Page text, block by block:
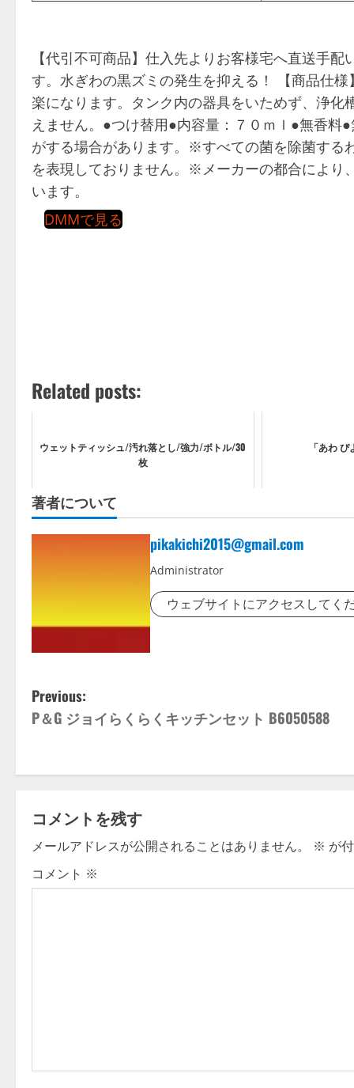
【代引不可商品】仕入先よりお客様宅へ直送手
す。水ぎわの黒ズミの発生を抑える！ 【商品仕
楽になります。タンク内の器具をいためず、浄
えません。●つけ替用●内容量：７０ｍｌ●無香
がする場合があります。※すべての菌を除菌する
を表現しておりません。※メーカーの都合により
います。
DMMで見る
Related posts:
ウェットティッシュ/汚れ落とし/強力/ボトル/30
枚
「あわ
著者について
pikakichi2015@gmail.com
Administrator
ウェブサイトにアクセスしてく
P
o
s
n
a
v
i
Previous:
P＆G ジョイらくらくキッチンセット B6050588
コメントを残す
メールアドレスが公開されることはありません。 ※ が
コメント ※